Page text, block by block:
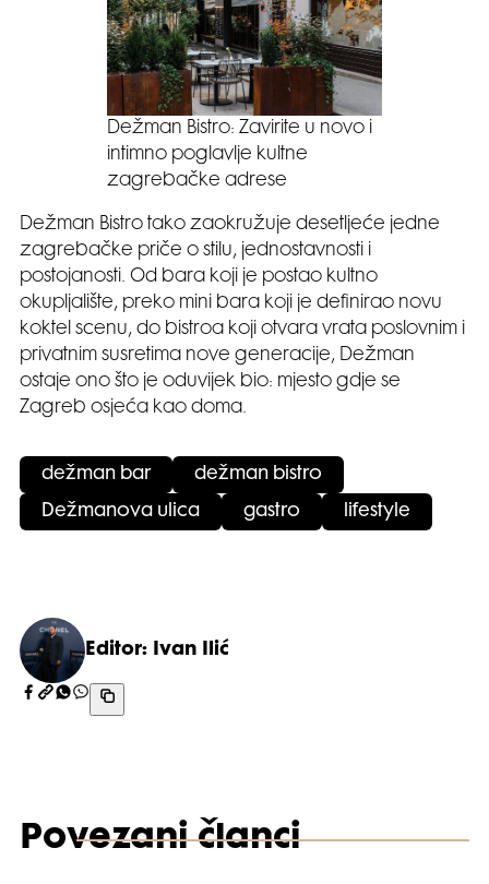
Dežman Bistro: Zavirite u novo i
intimno poglavlje kultne
zagrebačke adrese
Dežman Bistro tako zaokružuje desetljeće jedne
zagrebačke priče o stilu, jednostavnosti i
postojanosti. Od bara koji je postao kultno
okupljalište, preko mini bara koji je definirao novu
koktel scenu, do bistroa koji otvara vrata poslovnim i
privatnim susretima nove generacije, Dežman
ostaje ono što je oduvijek bio: mjesto gdje se
Zagreb osjeća kao doma.
dežman bar dežman bistro
Dežmanova ulica gastro lifestyle
Editor: Ivan Ilić
Povezani članci